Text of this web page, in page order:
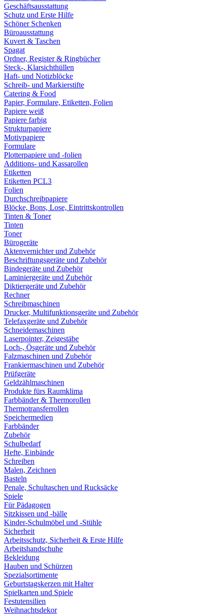
Geschäftsausstattung
Schutz und Erste Hilfe
Schöner Schenken
Büroausstattung
Kuvert & Taschen
Spagat
Ordner, Register & Ringbücher
Steck-, Klarsichthüllen
Haft- und Notizblöcke
Schreib- und Markierstifte
Catering & Food
Papier, Formulare, Etiketten, Folien
Papiere weiß
Papiere farbig
Strukturpapiere
Motivpapiere
Formulare
Plotterpapiere und -folien
Additions- und Kassarollen
Etiketten
Etiketten PCL3
Folien
Durchschreibpapiere
Blöcke, Bons, Lose, Eintrittskontrollen
Tinten & Toner
Tinten
Toner
Bürogeräte
Aktenvernichter und Zubehör
Beschriftungsgeräte und Zubehör
Bindegeräte und Zubehör
Laminiergeräte und Zubehör
Diktiergeräte und Zubehör
Rechner
Schreibmaschinen
Drucker, Multifunktionsgeräte und Zubehör
Telefaxgeräte und Zubehör
Schneidemaschinen
Laserpointer, Zeigestäbe
Loch-, Ösgeräte und Zubehör
Falzmaschinen und Zubehör
Frankiermaschinen und Zubehör
Prüfgeräte
Geldzählmaschinen
Produkte fürs Raumklima
Farbbänder & Thermorollen
Thermotransferrollen
Speichermedien
Farbbänder
Zubehör
Schulbedarf
Hefte, Einbände
Schreiben
Malen, Zeichnen
Basteln
Penale, Schultaschen und Rucksäcke
Spiele
Für Pädagogen
Sitzkissen und -bälle
Kinder-Schulmöbel und -Stühle
Sicherheit
Arbeitsschutz, Sicherheit & Erste Hilfe
Arbeitshandschuhe
Bekleidung
Hauben und Schürzen
Spezialsortimente
Geburtstagskerzen mit Halter
Spielkarten und Spiele
Festutensilien
Weihnachtsdekor